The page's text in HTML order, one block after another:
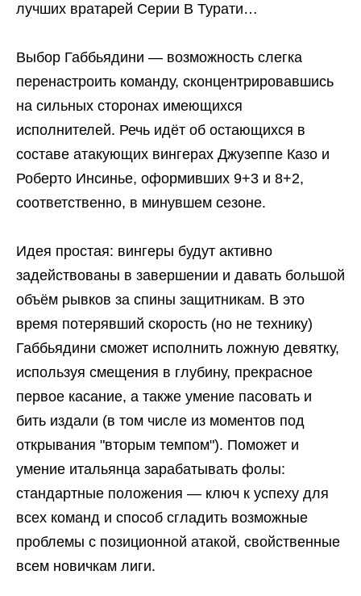
лучших вратарей Серии В Турати…
Выбор Габбьядини — возможность слегка
перенастроить команду, сконцентрировавшись
на сильных сторонах имеющихся
исполнителей. Речь идёт об остающихся в
составе атакующих вингерах Джузеппе Казо и
Роберто Инсинье, оформивших 9+3 и 8+2,
соответственно, в минувшем сезоне.
Идея простая: вингеры будут активно
задействованы в завершении и давать большой
объём рывков за спины защитникам. В это
время потерявший скорость (но не технику)
Габбьядини сможет исполнить ложную девятку,
используя смещения в глубину, прекрасное
первое касание, а также умение пасовать и
бить издали (в том числе из моментов под
открывания "вторым темпом"). Поможет и
умение итальянца зарабатывать фолы:
стандартные положения — ключ к успеху для
всех команд и способ сгладить возможные
проблемы с позиционной атакой, свойственные
всем новичкам лиги.